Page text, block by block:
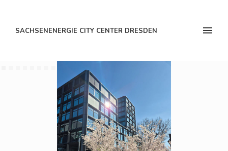
SACHSENENERGIE CITY CENTER DRESDEN